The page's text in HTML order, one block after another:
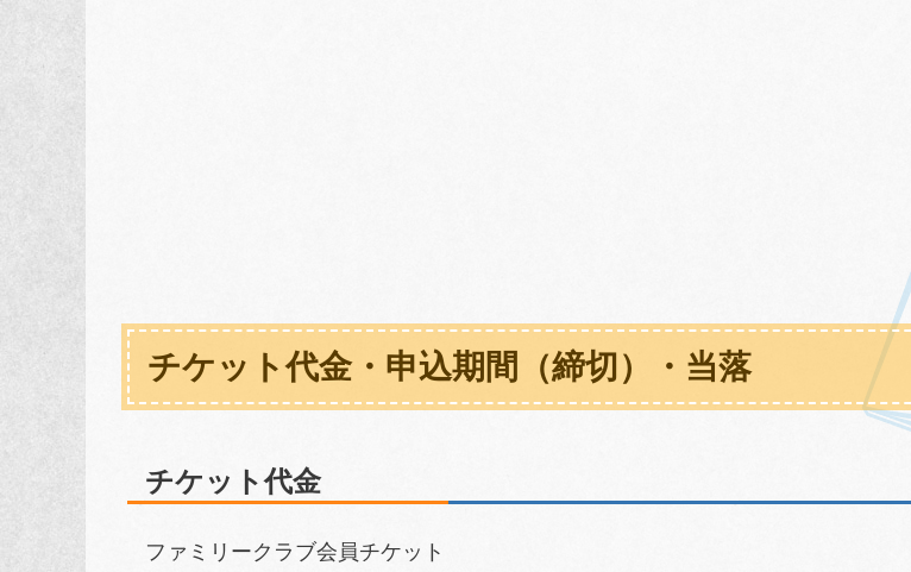
チケット代金・申込期間（締切）・当落
チケット代金
ファミリークラブ会員チケット